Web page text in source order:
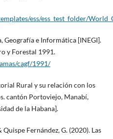
ess/ess_test_folder/
Geografía e Informática [INEGI].
y Forestal 1991.
cagf/1991/
Rural y su relación con los
cantón Portoviejo, Manabí,
de la Habana].
Fernández, G. (2020). Las